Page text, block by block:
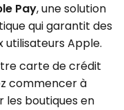
Pay, une solution
qui garantit des
utilisateurs Apple.
carte de crédit
commencer à
les boutiques en